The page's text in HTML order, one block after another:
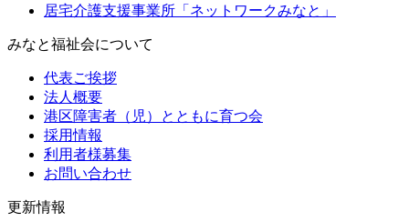
居宅介護支援事業所「ネットワークみなと」
みなと福祉会について
代表ご挨拶
法人概要
港区障害者（児）とともに育つ会
採用情報
利用者様募集
お問い合わせ
更新情報